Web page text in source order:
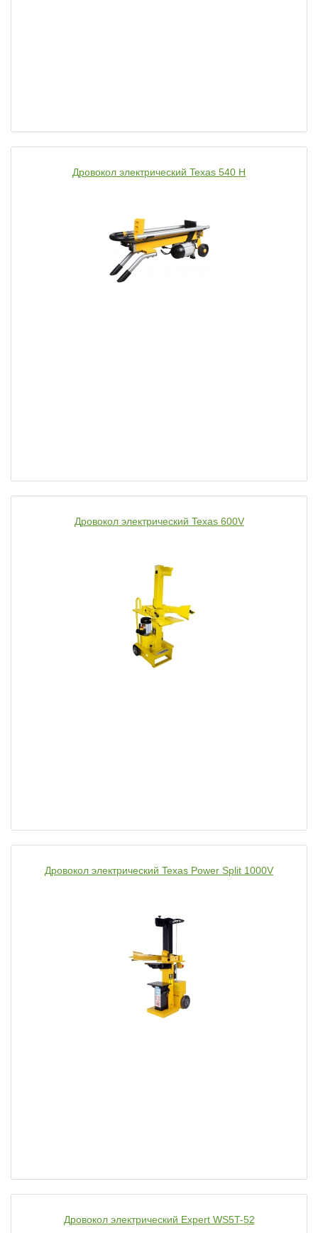
Дровокол электрический Texas 540 H
Дровокол электрический Texas 600V
Дровокол электрический Texas Power Split 1000V
Дровокол электрический Expert WS5T-52